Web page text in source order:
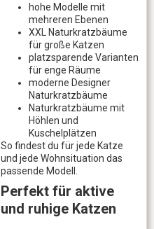
hohe Modelle mit
mehreren Ebenen
XXL Naturkratzbäume
für große Katzen
platzsparende Varianten
für enge Räume
moderne Designer
Naturkratzbäume
Naturkratzbäume mit
Höhlen und
Kuschelplätzen
So findest du für jede Katze
und jede Wohnsituation das
passende Modell.
Perfekt für aktive
und ruhige Katzen